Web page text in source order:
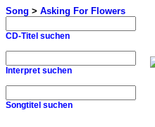
Song > Asking For Flowers
CD-Titel suchen
Interpret suchen
Songtitel suchen